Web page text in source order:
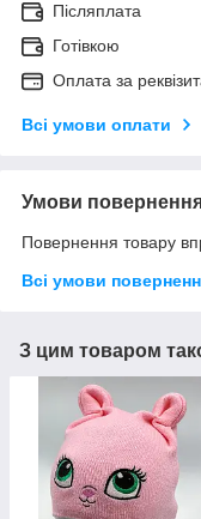
Післяплата
Готівкою
Оплата за
Всі умови оплати
Умови
Повернення товару
Всі умови
З цим товаром